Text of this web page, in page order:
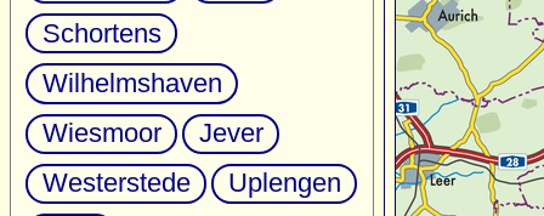
Schortens
Wilhelmshaven
Wiesmoor
Jever
Westerstede
Uplengen